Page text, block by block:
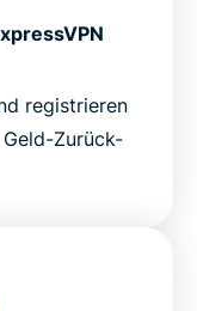
registrieren
Zurück-